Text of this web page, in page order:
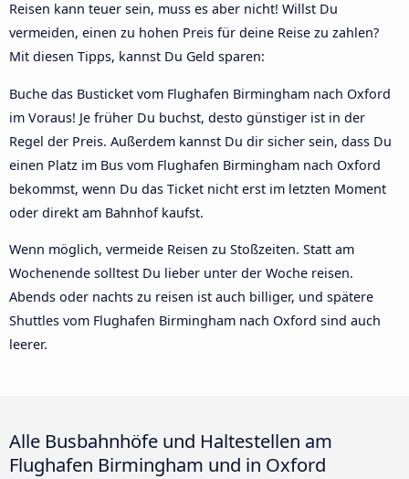
Reisen kann teuer sein, muss es aber nicht! Willst Du
vermeiden, einen zu hohen Preis für deine Reise zu zahlen?
Mit diesen Tipps, kannst Du Geld sparen:
Buche das Busticket vom Flughafen Birmingham nach Oxford
im Voraus! Je früher Du buchst, desto günstiger ist in der
Regel der Preis. Außerdem kannst Du dir sicher sein, dass Du
einen Platz im Bus vom Flughafen Birmingham nach Oxford
bekommst, wenn Du das Ticket nicht erst im letzten Moment
oder direkt am Bahnhof kaufst.
Wenn möglich, vermeide Reisen zu Stoßzeiten. Statt am
Wochenende solltest Du lieber unter der Woche reisen.
Abends oder nachts zu reisen ist auch billiger, und spätere
Shuttles vom Flughafen Birmingham nach Oxford sind auch
leerer.
Alle Busbahnhöfe und Haltestellen am
Flughafen Birmingham und in Oxford